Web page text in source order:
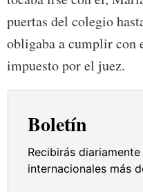
puertas del colegio
obligaba a cumplir con
impuesto por el juez.
Boletín
Recibirás
internacionales más